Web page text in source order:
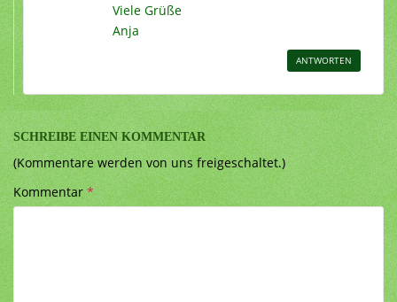
Viele Grüße
Anja
ANTWORTEN
SCHREIBE EINEN KOMMENTAR
(Kommentare werden von uns freigeschaltet.)
Kommentar*